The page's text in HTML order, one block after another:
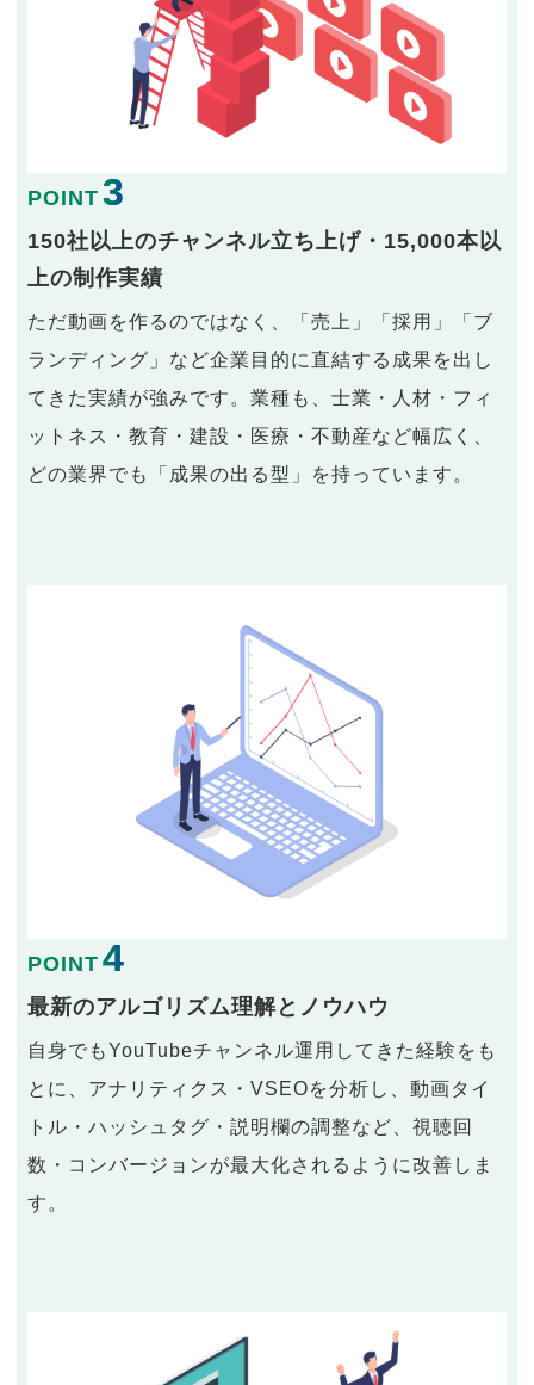
POINT 3
150社以上のチャンネル立ち上げ・15,000本以
上の制作実績
ただ動画を作るのではなく、「売上」「採用」「ブ
ランディング」など企業目的に直結する成果を出し
てきた実績が強みです。業種も、士業・人材・フィ
ットネス・教育・建設・医療・不動産など幅広く、
どの業界でも「成果の出る型」を持っています。
POINT 4
最新のアルゴリズム理解とノウハウ
自身でもYouTubeチャンネル運用してきた経験をも
とに、アナリティクス・VSEOを分析し、動画タイ
トル・ハッシュタグ・説明欄の調整など、視聴回
数・コンバージョンが最大化されるように改善しま
す。